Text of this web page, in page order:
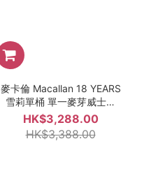
麥卡倫 Macallan 18 YEARS
雪莉單桶 單一麥芽威士忌
2026 700ml 禮盒裝
HK$3,288.00
HK$3,388.00